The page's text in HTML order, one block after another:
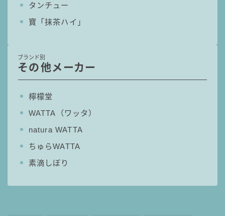
タンチュー
寶「抹茶ハイ」
ブランド別
その他メーカー
檸檬堂
WATTA（ワッタ）
natura WATTA
ちゅらWATTA
素滴しぼり